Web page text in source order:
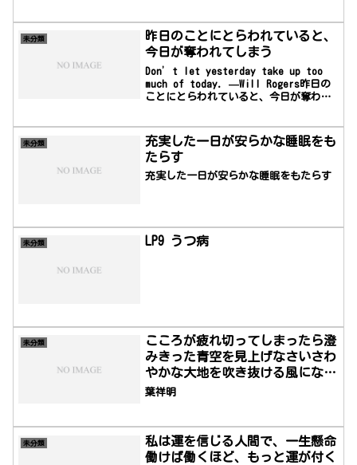
未分類
昨日のことにとらわれていると、
今日が奪われてしまう
Don’t let yesterday take up too
much of today. —Will Rogers昨日の
ことにとらわれていると、今日が奪われ
未分類
充実した一日が安らかな睡眠をも
たらす
充実した一日が安らかな睡眠をもたらす
未分類 LP9 うつ病
未分類
こころが疲れ切ってしまったら澄
みきった青空を見上げなさいさわ
やかな大地を吹き抜ける風になり
なさい
葉祥明
未分類
私は運を信じる人間で、一生懸命
働けば働くほど、もっと運が付く